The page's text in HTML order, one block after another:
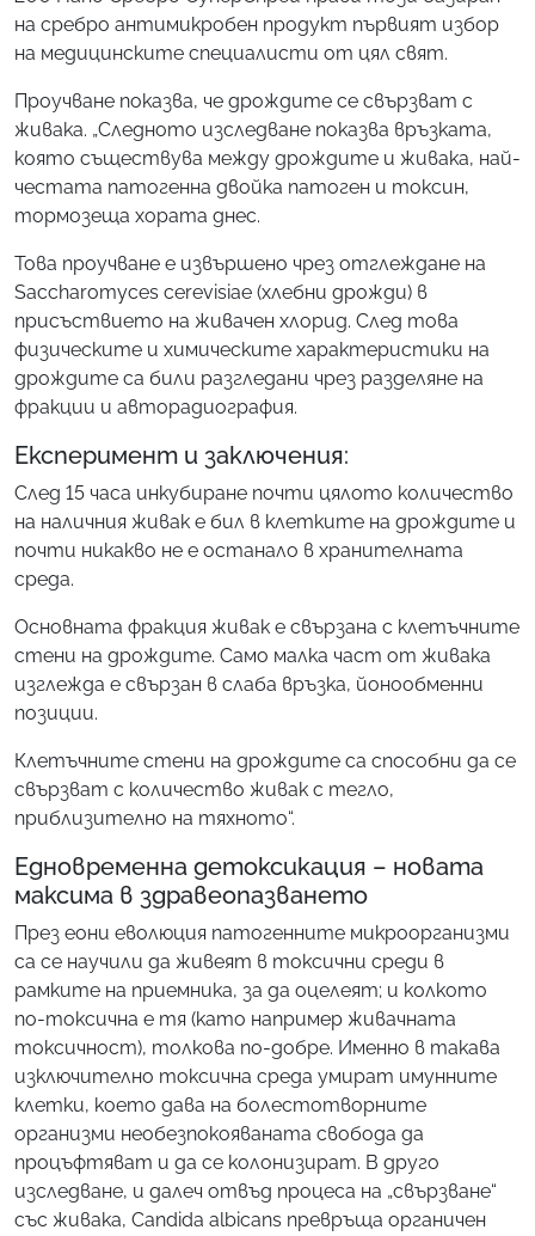
на сребро антимикробен продукт първият избор
на медицинските специалисти от цял свят.
Проучване показва, че дрождите се свързват с
живака. „Следното изследване показва връзката,
която съществува между дрождите и живака, най-
честата патогенна двойка патоген и токсин,
тормозеща хората днес.
Това проучване е извършено чрез отглеждане на
Saccharomyces cerevisiae (хлебни дрожди) в
присъствието на живачен хлорид. След това
физическите и химическите характеристики на
дрождите са били разгледани чрез разделяне на
фракции и авторадиография.
Експеримент и заключения:
След 15 часа инкубиране почти цялото количество
на наличния живак е бил в клетките на дрождите и
почти никакво не е останало в хранителната
среда.
Основната фракция живак е свързана с клетъчните
стени на дрождите. Само малка част от живака
изглежда е свързан в слаба връзка, йонообменни
позиции.
Клетъчните стени на дрождите са способни да се
свързват с количество живак с тегло,
приблизително на тяхното“.
Едновременна детоксикация – новата
максима в здравеопазването
През еони еволюция патогенните микроорганизми
са се научили да живеят в токсични среди в
рамките на приемника, за да оцелеят; и колкото
по-токсична е тя (като например живачната
токсичност), толкова по-добре. Именно в такава
изключително токсична среда умират имунните
клетки, което дава на болестотворните
организми необезпокояваната свобода да
процъфтяват и да се колонизират. В друго
изследване, и далеч отвъд процеса на „свързване“
със живака, Candida albicans превръща органичен